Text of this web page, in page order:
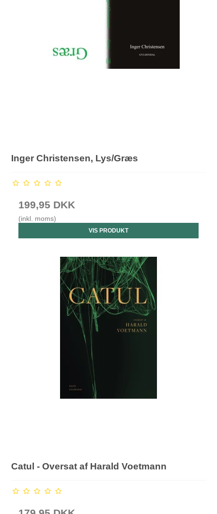
Inger Christensen, Lys/Græs
199,95 DKK
(inkl. moms)
VIS PRODUKT
Catul - Oversat af Harald Voetmann